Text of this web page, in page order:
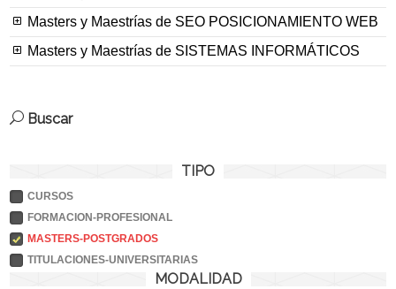
Masters y Maestrías de SEO POSICIONAMIENTO WEB
Masters y Maestrías de SISTEMAS INFORMÁTICOS
Buscar
TIPO
CURSOS
FORMACION-PROFESIONAL
MASTERS-POSTGRADOS
TITULACIONES-UNIVERSITARIAS
MODALIDAD